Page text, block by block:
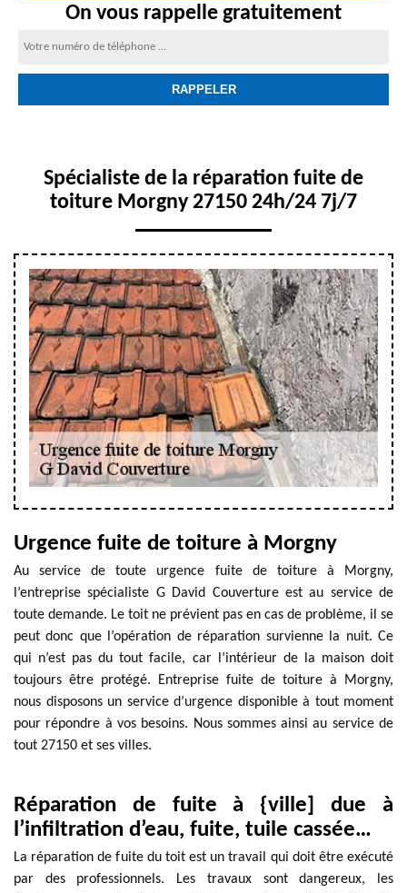
On vous rappelle gratuitement
Spécialiste de la réparation fuite de
toiture Morgny 27150 24h/24 7j/7
Urgence fuite de toiture à Morgny
Au service de toute urgence fuite de toiture à Morgny,
l’entreprise spécialiste G David Couverture est au service de
toute demande. Le toit ne prévient pas en cas de problème, il se
peut donc que l’opération de réparation survienne la nuit. Ce
qui n’est pas du tout facile, car l’intérieur de la maison doit
toujours être protégé. Entreprise fuite de toiture à Morgny,
nous disposons un service d’urgence disponible à tout moment
pour répondre à vos besoins. Nous sommes ainsi au service de
tout 27150 et ses villes.
Réparation de fuite à {ville] due à
l’infiltration d’eau, fuite, tuile cassée…
La réparation de fuite du toit est un travail qui doit être exécuté
par des professionnels. Les travaux sont dangereux, les